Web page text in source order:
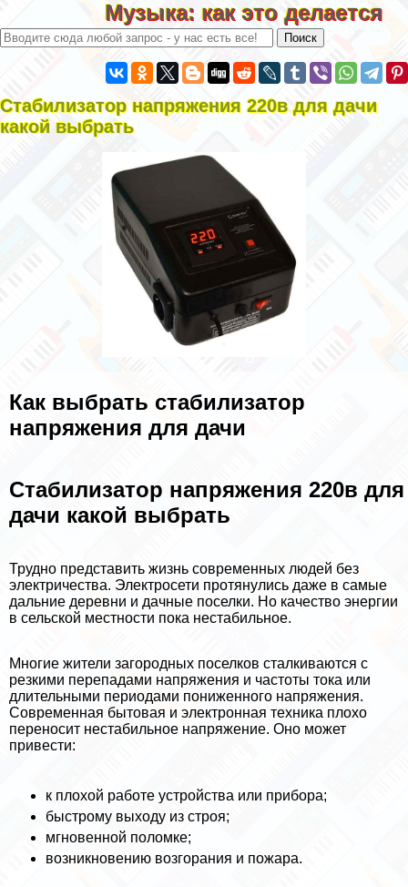
Музыка: как это делается
Стабилизатор напряжения 220в для дачи
какой выбрать
Как выбрать стабилизатор
напряжения для дачи
Стабилизатор напряжения 220в для
дачи какой выбрать
Трудно представить жизнь современных людей без
электричества. Электросети протянулись даже в самые
дальние деревни и дачные поселки. Но качество энергии
в сельской местности пока нестабильное.
Многие жители загородных поселков сталкиваются с
резкими перепадами напряжения и частоты тока или
длительными периодами пониженного напряжения.
Современная бытовая и электронная техника плохо
переносит нестабильное напряжение. Оно может
привести:
к плохой работе устройства или прибора;
быстрому выходу из строя;
мгновенной поломке;
возникновению возгорания и пожара.